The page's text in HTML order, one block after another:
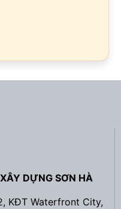
DỰNG SƠN HÀ
KĐT Waterfront City,